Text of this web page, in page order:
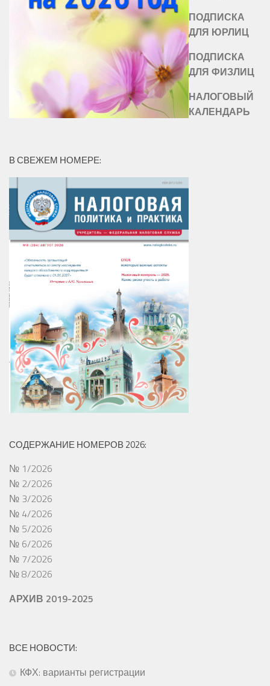
ПОДПИСКА
ДЛЯ ЮРЛИЦ
ПОДПИСКА
ДЛЯ ФИЗЛИЦ
НАЛОГОВЫЙ
КАЛЕНДАРЬ
В СВЕЖЕМ НОМЕРЕ:
СОДЕРЖАНИЕ НОМЕРОВ 2026:
№ 1/2026
№ 2/2026
№ 3/2026
№ 4/2026
№ 5/2026
№ 6/2026
№ 7/2026
№ 8/2026
АРХИВ 2019-2025
ВСЕ НОВОСТИ:
КФХ: варианты регистрации